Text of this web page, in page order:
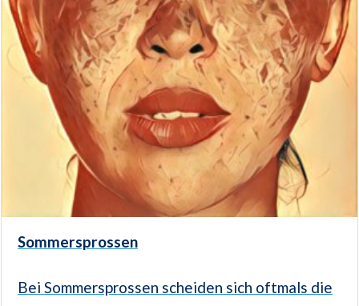
Sommersprossen
Bei Sommersprossen scheiden sich oftmals die